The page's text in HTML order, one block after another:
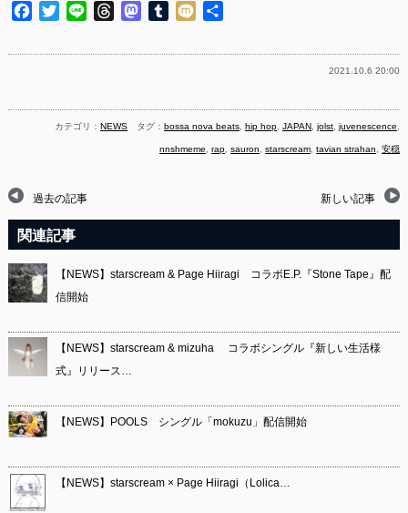
Facebook
TwitterLine ThreadsMastodon
Tumblr
Mixi
2021.10.6 20:00
カテゴリ：NEWS タグ：bossa nova beats ,hip hop ,JAPAN ,jolst ,juvenescence
nnshmeme ,rap ,sauron ,starscream ,tavian strahan ,安穏
過去の記事 新しい記事
関連記事
【NEWS】starscream & Page Hiiragi コラボE.P.『Stone Tape』配
信開始
【NEWS】starscream & mizuha コラボシングル『新しい生活様
式』リリース…
【NEWS】POOLS シングル「mokuzu」配信開始
【NEWS】starscream × Page Hiiragi（Lolica…